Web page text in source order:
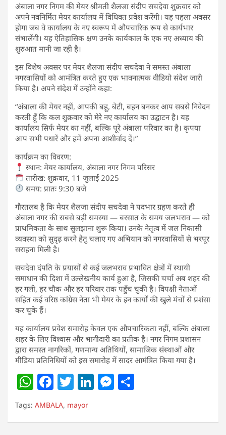
अंबाला नगर निगम की मेयर श्रीमती शैलजा संदीप सचदेवा शुक्रवार को
अपने नवनिर्मित मेयर कार्यालय में विधिवत प्रवेश करेंगी। यह पहला अवसर
होगा जब वे कार्यालय के नए स्वरूप में औपचारिक रूप से कार्यभार
संभालेंगी। यह ऐतिहासिक क्षण उनके कार्यकाल के एक नए अध्याय की
शुरुआत मानी जा रही है।
इस विशेष अवसर पर मेयर शैलजा संदीप सचदेवा ने समस्त अंबाला
नगरवासियों को आमंत्रित करते हुए एक भावनात्मक वीडियो संदेश जारी
किया है। अपने संदेश में उन्होंने कहा:
“अंबाला की मेयर नहीं, आपकी बहू, बेटी, बहन बनकर आप सबसे निवेदन
करती हूँ कि कल शुक्रवार को मेरे नए कार्यालय का उद्घाटन है। यह
कार्यालय सिर्फ मेयर का नहीं, बल्कि पूरे अंबाला परिवार का है। कृपया
आप सभी पधारें और हमें अपना आशीर्वाद दें।”
कार्यक्रम का विवरण:
स्थान: मेयर कार्यालय, अंबाला नगर निगम परिसर
तारीख: शुक्रवार, 11 जुलाई 2025
समय: प्रातः 9:30 बजे
गौरतलब है कि मेयर शैलजा संदीप सचदेवा ने पदभार ग्रहण करते ही
अंबाला नगर की सबसे बड़ी समस्या — बरसात के समय जलभराव — को
प्राथमिकता के साथ सुलझाना शुरू किया। उनके नेतृत्व में जल निकासी
व्यवस्था को सुदृढ़ करने हेतु चलाए गए अभियान को नगरवासियों से भरपूर
सराहना मिली है।
सचदेवा दंपति के प्रयासों से कई जलभराव प्रभावित क्षेत्रों में स्थायी
समाधान की दिशा में उल्लेखनीय कार्य हुआ है, जिसकी चर्चा अब शहर की
हर गली, हर चौक और हर परिवार तक पहुँच चुकी है। विपक्षी नेताओं
सहित कई वरिष्ठ कांग्रेस नेता भी मेयर के इन कार्यों की खुले मंचों से प्रशंसा
कर चुके हैं।
यह कार्यालय प्रवेश समारोह केवल एक औपचारिकता नहीं, बल्कि अंबाला
शहर के लिए विश्वास और भागीदारी का प्रतीक है। नगर निगम प्रशासन
द्वारा समस्त नागरिकों, गणमान्य अतिथियों, सामाजिक संस्थाओं और
मीडिया प्रतिनिधियों को इस समारोह में सादर आमंत्रित किया गया है।
W
h
at
s
F
a
c
e
T
w
itt
er
Li
e
M
e e
Tags: AMBALA, mayor